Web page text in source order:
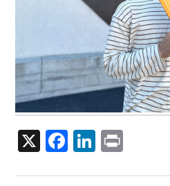
X Facebook
LinkedIn